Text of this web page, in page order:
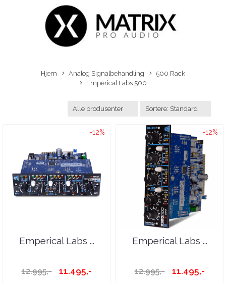
Hjem Analog Signalbehandling
500 Rack
Emperical Labs 500
-12%
Emperical Labs ...
12.995,- 11.495,-
-12%
Emperical Labs ...
12.995,- 11.495,-